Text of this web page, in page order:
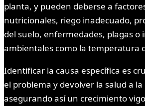
planta, y pueden deberse a
nutricionales, riego inadecuado,
del suelo, enfermedades, plagas o
ambientales como la temperatura
Identificar la causa específica es
el problema y devolver la salud a
asegurando así un crecimiento